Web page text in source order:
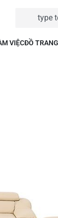
VIỆCĐỒ